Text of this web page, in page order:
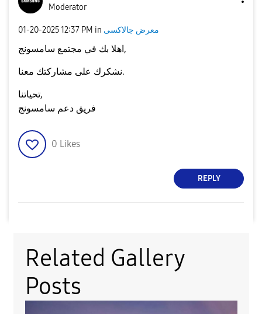
Moderator
‎01-20-202512:37 PM in معرض جالاكسى
اهلا بك في مجتمع سامسونج,
نشكرك على مشاركتك معنا.
تحياتنا,
فريق دعم سامسونج
0 Likes
REPLY
Related Gallery
Posts